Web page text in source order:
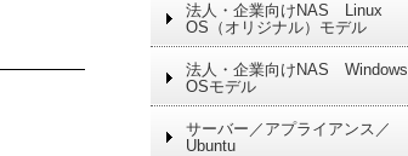
法人・企業向けNAS Linux
OS（オリジナル）モデル
法人・企業向けNAS Windows
OSモデル
サーバー／アプライアンス／
Ubuntu